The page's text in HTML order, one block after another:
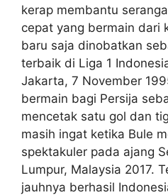
kerap membantu
cepat yang bermain dari
baru saja dinobatkan
terbaik di Liga 1
Jakarta, 7 November
bermain bagi Persija
mencetak satu gol dan
masih ingat ketika Bule
spektakuler pada ajang
Lumpur, Malaysia 2017.
jauhnya berhasil